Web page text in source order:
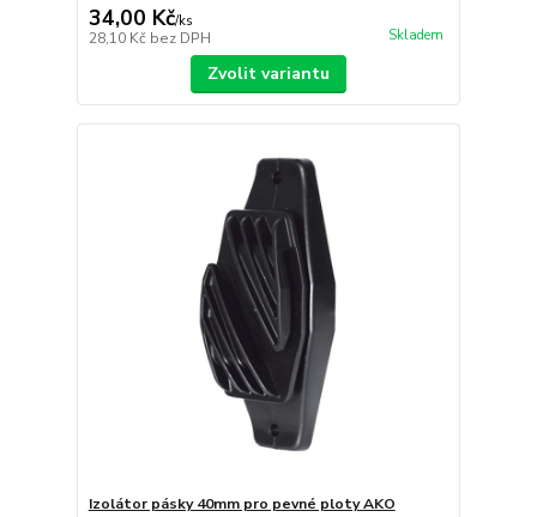
34,00 Kč/ks
28,10 Kč bez DPH Skladem
Zvolit variantu
Izolátor pásky 40mm pro pevné ploty AKO